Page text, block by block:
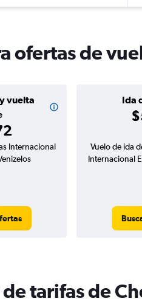
ofertas de
vuelta
Ida
Internacional
Vuelo de ida
Internacional
de tarifas de